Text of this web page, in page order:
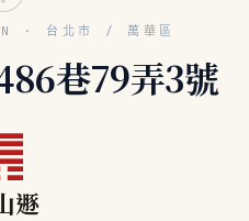
· 台北市 / 萬華區
巷79弄3號
遯